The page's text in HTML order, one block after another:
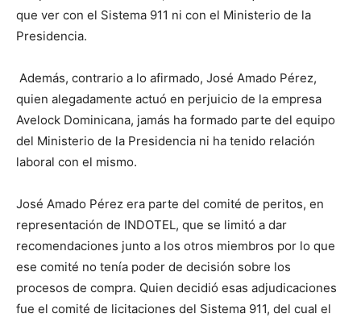
que ver con el Sistema 911 ni con el Ministerio de la
Presidencia.
Además, contrario a lo afirmado, José Amado Pérez,
quien alegadamente actuó en perjuicio de la empresa
Avelock Dominicana, jamás ha formado parte del equipo
del Ministerio de la Presidencia ni ha tenido relación
laboral con el mismo.
José Amado Pérez era parte del comité de peritos, en
representación de INDOTEL, que se limitó a dar
recomendaciones junto a los otros miembros por lo que
ese comité no tenía poder de decisión sobre los
procesos de compra. Quien decidió esas adjudicaciones
fue el comité de licitaciones del Sistema 911, del cual el